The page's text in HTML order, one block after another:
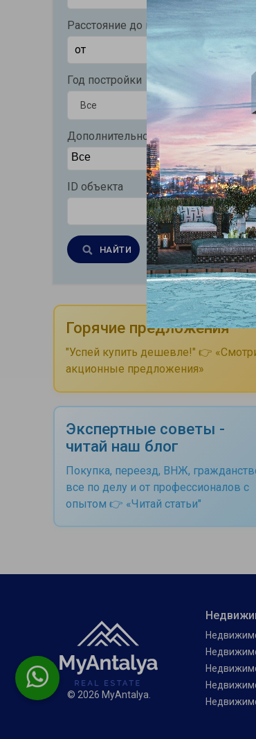
Расстояние до моря (м)
Год постройки
Все Все
Дополнительно
ID объекта
НАЙТИ
Горячие предложения
"Успей купить дешевле!" 👉
акционные предложения»
Экспертные советы -
читай наш блог
Покупка, переезд, ВНЖ,
все по делу и от профессионалов с
опытом 👉 «Читай статьи"
© 2026 MyAntalya.